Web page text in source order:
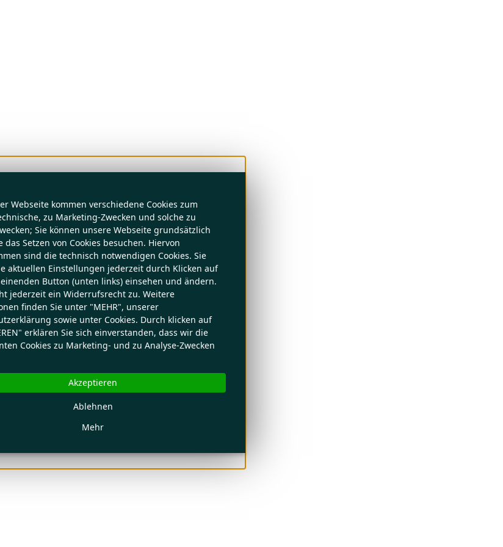
Webseite kommen verschiedene Cookies zum
zu Marketing-Zwecken und solche zu
Sie können unsere Webseite grundsätzlich
das Setzen von Cookies besuchen. Hiervon
sind die technisch notwendigen Cookies. Sie
aktuellen Einstellungen jederzeit durch Klicken auf
Button (unten links) einsehen und ändern.
jederzeit ein Widerrufsrecht zu. Weitere
finden Sie unter "MEHR", unserer
sowie unter Cookies. Durch klicken auf
erklären Sie sich einverstanden, dass wir die
Cookies zu Marketing- und zu Analyse-Zwecken
Mehr
Ablehnen
Akzeptieren